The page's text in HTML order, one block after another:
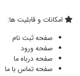
امکانات و قابلیت ها:
صفحه ثبت نام
صفحه ورود
صفحه درباه ما
صفحه تماس با ما